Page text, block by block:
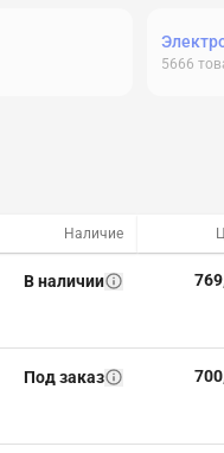
5666
Наличие
В наличии
Под заказ